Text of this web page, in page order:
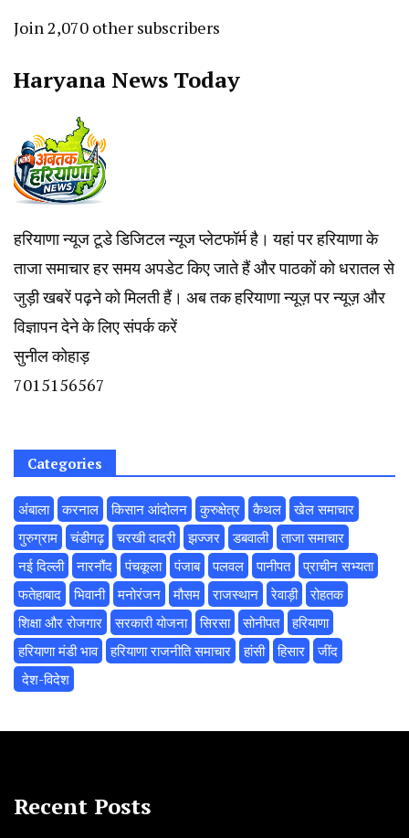
Join 2,070 other subscribers
Haryana News Today
हरियाणा न्यूज टूडे डिजिटल न्यूज प्लेटफॉर्म है। यहां पर हरियाणा के
ताजा समाचार हर समय अपडेट किए जाते हैं और पाठकों को धरातल से
जुड़ी खबरें पढ़ने को मिलती हैं। अब तक हरियाणा न्यूज़ पर न्यूज़ और
विज्ञापन देने के लिए संपर्क करें
सुनील कोहाड़
7015156567
Categories
अंबाला करनाल किसान आंदोलन कुरुक्षेत्र कैथल
खेल समाचार
गुरुग्राम
चंडीगढ़ चरखी दादरी झज्जर डबवाली
ताजा समाचार
नई दिल्ली
नारनौंद पंचकूला पंजाब पलवल पानीपत
प्राचीन सभ्यता
फतेहाबाद
भिवानी मनोरंजन मौसम राजस्थान रेवाड़ी
रोहतक
शिक्षा और रोजगार
सरकारी योजना सिरसा सोनीपत
हरियाणा
हरियाणा मंडी भाव
हरियाणा राजनीति समाचार हांसी हिसार
‌जींद
‌ देश-विदेश
Recent Posts